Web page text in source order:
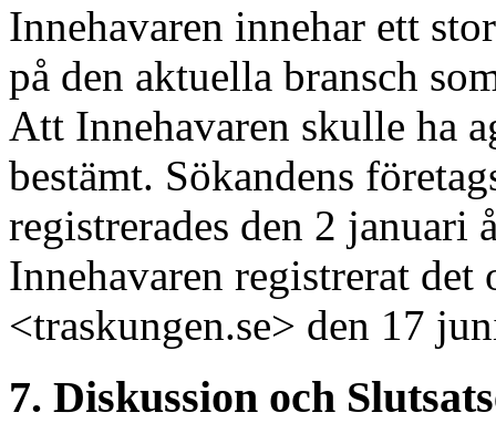
Innehavaren innehar ett
på den aktuella bransch
Att Innehavaren skulle ha
bestämt. Sökandens
registrerades den 2 januari
Innehavaren registrerat det
<traskungen.se> den 17
7. Diskussion och